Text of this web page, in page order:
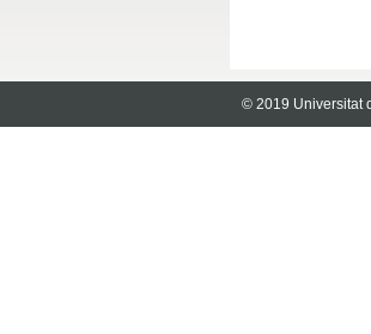
© 2019 Universitat